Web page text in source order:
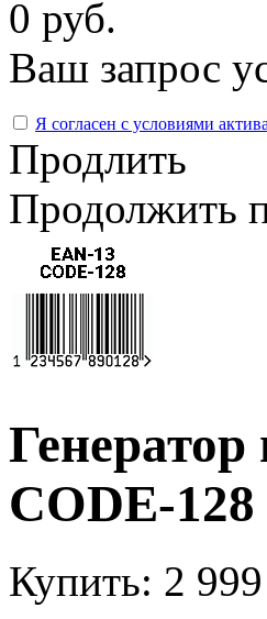
0 руб.
Ваш запрос
Я согласен с условиями
Продлить
Продолжить
CODE-
Купить: 2